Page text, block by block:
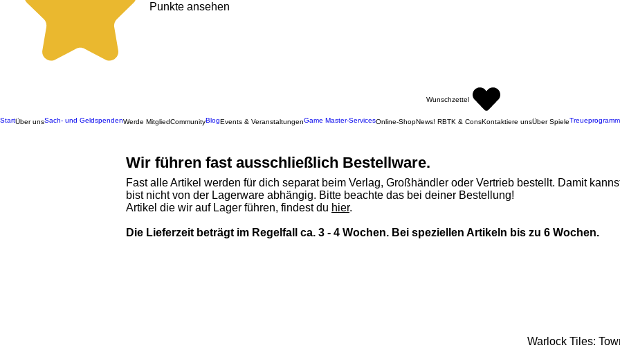
Punkte ansehen
Wunschzettel
StartÜber unsSach- und GeldspendenWerde MitgliedCommunityBlogEvents & VeranstaltungenGame Master-ServicesOnline-ShopNews! RBTK & ConsKontaktiere unsÜber SpieleTreueprogramm
Wir führen fast ausschließlich Bestellware.
Fast alle Artikel werden für dich separat beim Verlag, Großhändler oder Vertrieb bestellt. Damit
bist nicht von der Lagerware abhängig. Bitte beachte das bei deiner Bestellung!
Artikel die wir auf Lager führen, findest du hier.
Die Lieferzeit beträgt im Regelfall ca. 3 - 4 Wochen. Bei speziellen Artikeln bis zu 6 Wochen.
Warlock Tiles: